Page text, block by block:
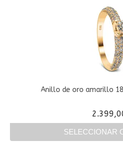
tiene
Las
se
en
de
Anillo de oro amarillo
SELECCIONAR